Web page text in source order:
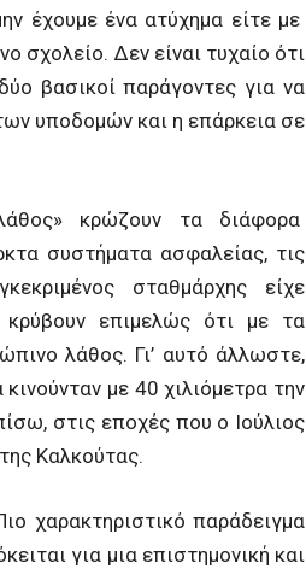
έχουμε ένα ατύχημα είτε με
σχολείο. Δεν είναι τυχαίο ότι
βασικοί παράγοντες για να
υποδομών και η επάρκεια σε
κρώζουν τα διάφορα
συστήματα ασφαλείας, τις
σταθμάρχης είχε
κρύβουν επιμελώς ότι με τα
λάθος. Γι’ αυτό άλλωστε,
με 40 χιλιόμετρα την
στις εποχές που ο Ιούλιος
Καλκούτας.
χαρακτηριστικό παράδειγμα
για μια επιστημονική και